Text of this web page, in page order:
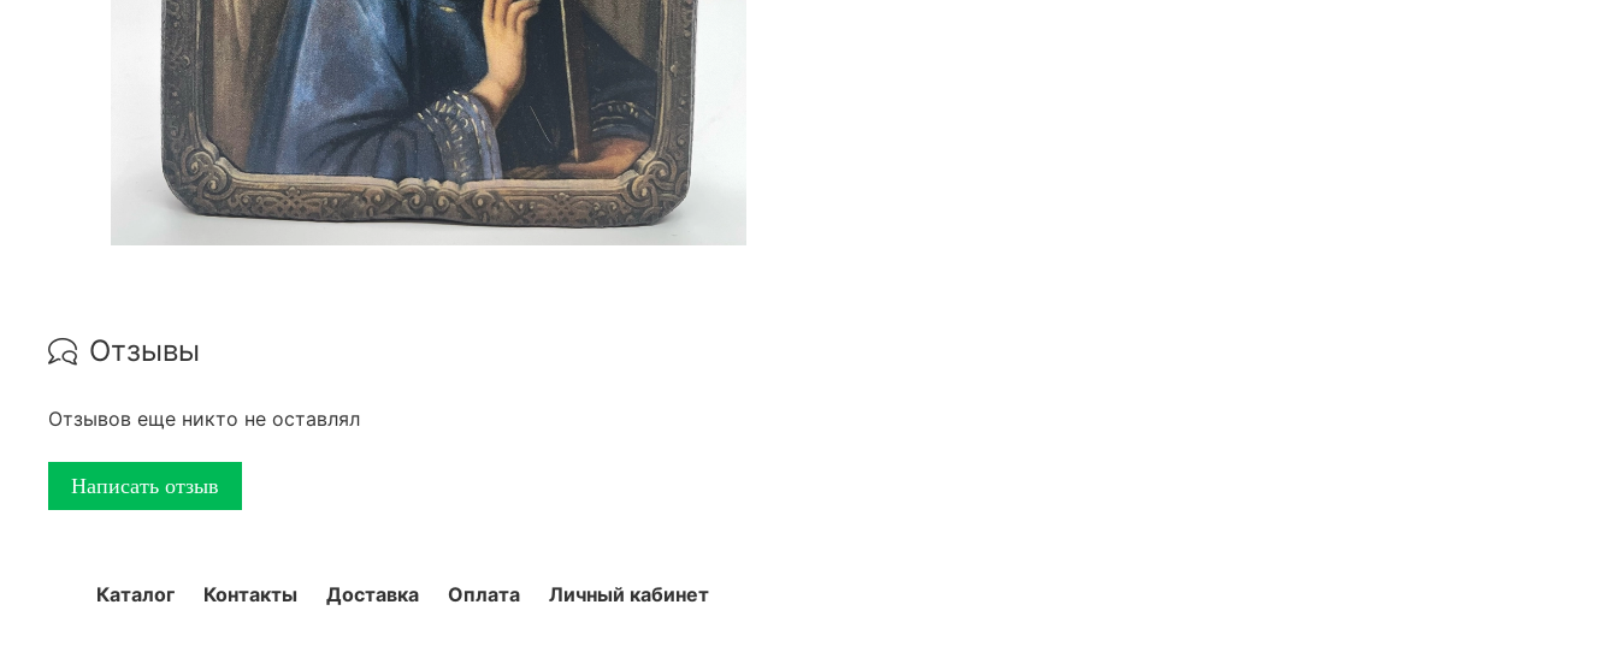
Отзывы
Отзывов еще никто не оставлял
Написать отзыв
Каталог Контакты Доставка Оплата Личный кабинет